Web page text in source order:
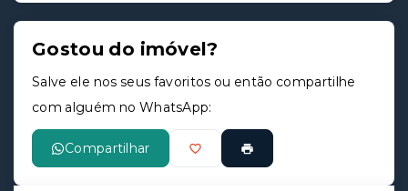
Gostou do imóvel?
Salve ele nos seus favoritos ou então compartilhe
com alguém no WhatsApp:
Compartilhar